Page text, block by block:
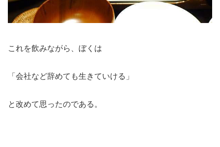
これを飲みながら、ぼくは
「会社など辞めても生きていける」
と改めて思ったのである。